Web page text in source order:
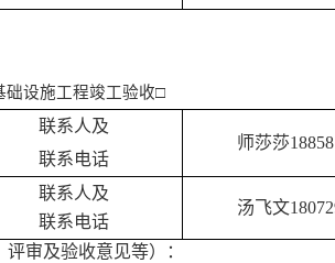
础设施工程竣工验收□
联系人及
联系电话
师莎莎
联系人及
联系电话
汤飞文
审及验收意见等）：